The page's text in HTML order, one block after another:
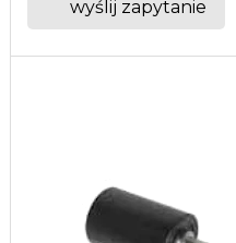
wyślij zapytanie